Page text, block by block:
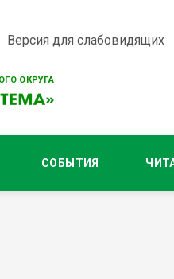
ОКРУГА
Версия для слабовидящих
СОБЫТИЯ